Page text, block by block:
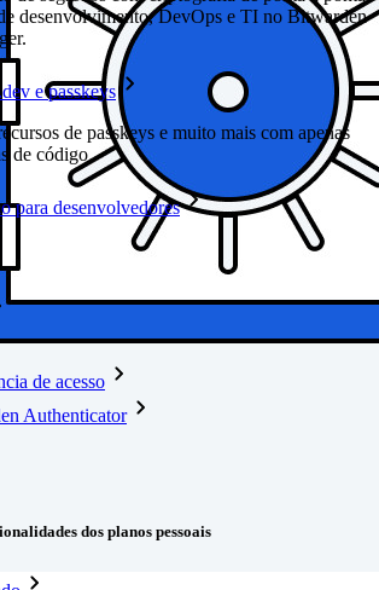
desenvolvimento, DevOps e TI no Bitwarden
e passkeys
de passkeys e muito mais com apenas
de código
para desenvolvedores
de acesso
Authenticator
dos planos pessoais